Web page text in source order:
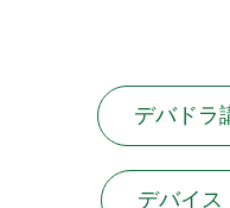
デバ
デバイス